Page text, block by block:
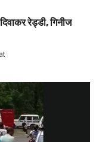
रेड्डी, गिनीज